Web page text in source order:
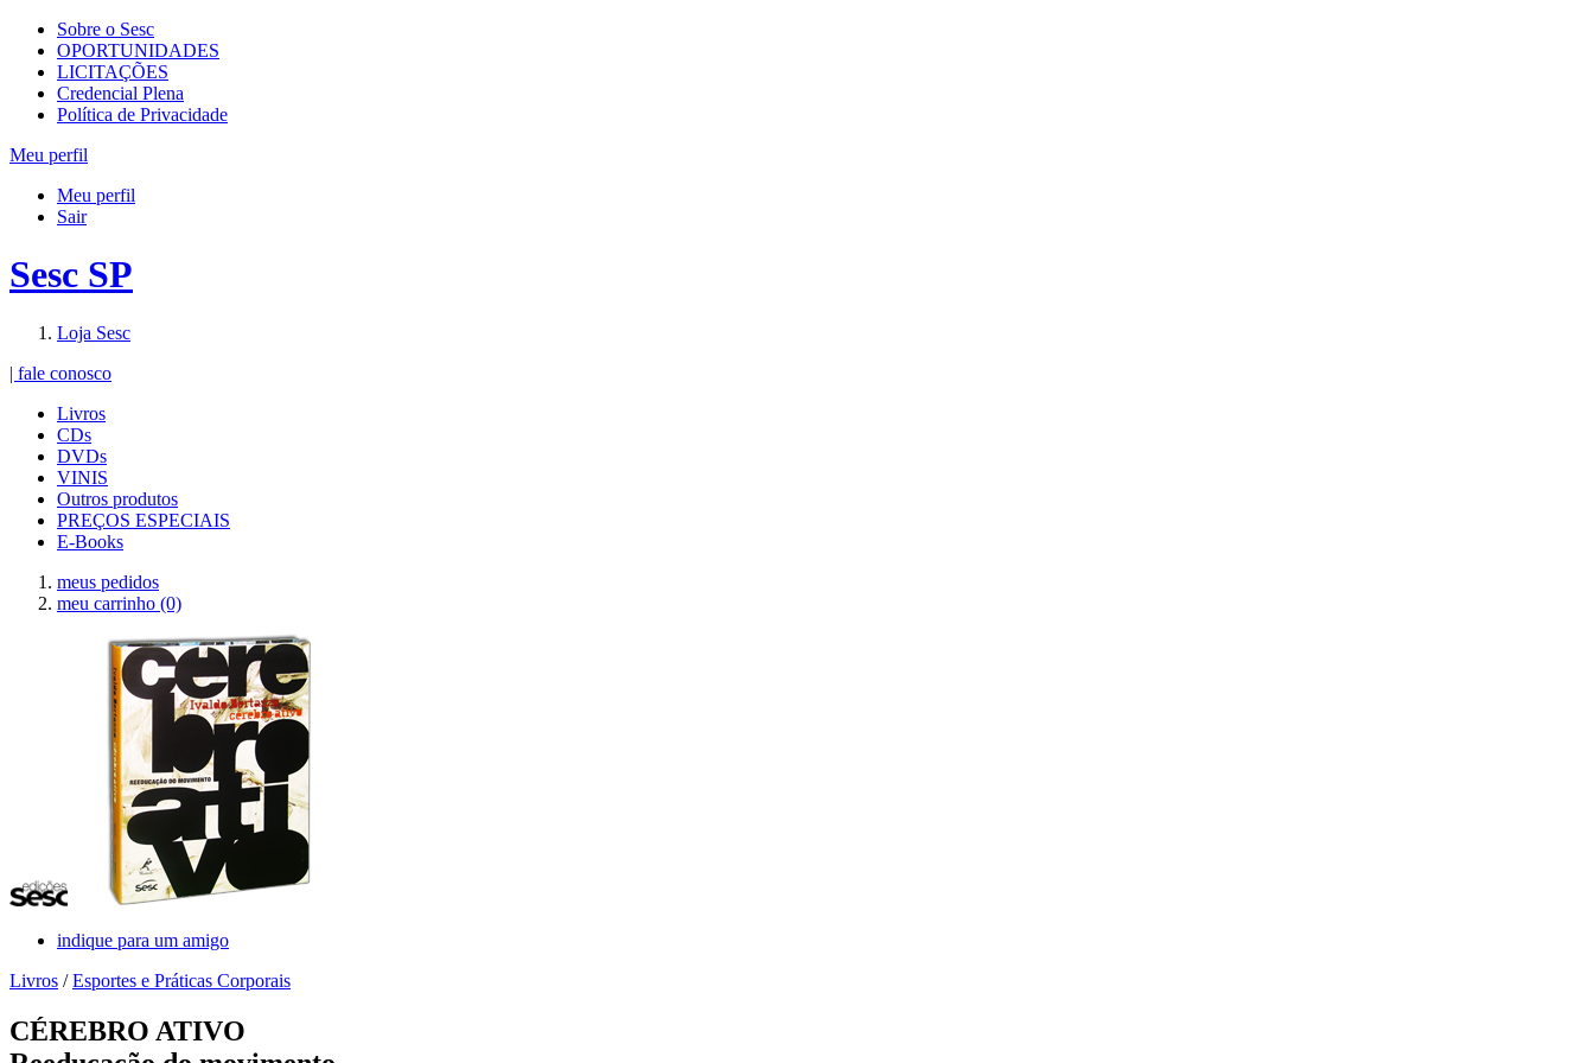
Sobre o Sesc
OPORTUNIDADES
LICITAÇÕES
Credencial Plena
Política de Privacidade
Meu perfil
Meu perfil
Sair
Sesc SP
Loja Sesc
| fale conosco
Livros
CDs
DVDs
VINIS
Outros produtos
PREÇOS ESPECIAIS
E-Books
meus pedidos
meu carrinho (0)
indique para um amigo
Livros /Esportes e Práticas Corporais
CÉREBRO ATIVO